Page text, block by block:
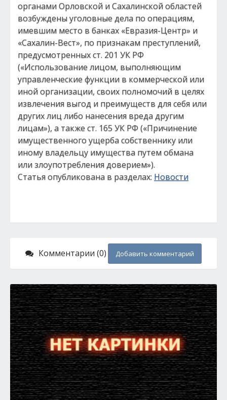
органами Орловской и Сахалинской областей
возбуждены уголовные дела по операциям,
имевшим место в банках «Евразия-Центр» и
«Сахалин-Вест», по признакам преступлений,
предусмотренных ст. 201 УК РФ
(«Использование лицом, выполняющим
управленческие функции в коммерческой или
иной организации, своих полномочий в целях
извлечения выгод и преимуществ для себя или
других лиц либо нанесения вреда другим
лицам»), а также ст. 165 УК РФ («Причинение
имущественного ущерба собственнику или
иному владельцу имущества путем обмана
или злоупотребления доверием»).
Статья опубликована в разделах: Новости
Комментарии (0) Добавить комментарий